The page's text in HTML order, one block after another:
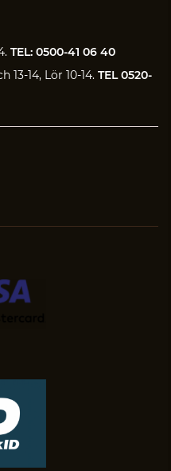
TEL: 0500-41 06 40
13-14, Lör 10-14. TEL 0520-